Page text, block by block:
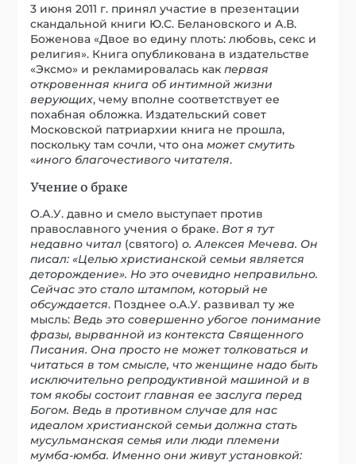
3 июня 2011 г. принял участие в презентации
скандальной книги Ю.С. Белановского и А.В.
Боженова «Двое во едину плоть: любовь, секс и
религия». Книга опубликована в издательстве
«Эксмо» и рекламировалась какпервая
откровенная книга об интимной жизни
верующих, чему вполне соответствует ее
похабная обложка. Издательский совет
Московской патриархии книга не прошла,
поскольку там сочли, что онаможет смутить
«иного благочестивого читателя.
Учение о браке
О.А.У. давно и смело выступает против
православного учения о браке.Вот я тут
недавно читал (святого) о. Алексея Мечева. Он
писал: «Целью христианской семьи является
деторождение». Но это очевидно неправильно.
Сейчас это стало штампом, который не
обсуждается. Позднее о.А.У. развивал ту же
мысль:Ведь это совершенно убогое понимание
фразы, вырванной из контекста Священного
Писания. Она просто не может толковаться и
читаться в том смысле, что женщине надо быть
исключительно репродуктивной машиной и в
том якобы состоит главная ее заслуга перед
Богом. Ведь в противном случае для нас
идеалом христианской семьи должна стать
мусульманская семья или люди племени
мумба-юмба. Именно они живут установкой: